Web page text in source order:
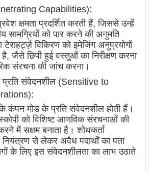
Capabilities):
क्षमता प्रदर्शित करती हैं, जिससे उन्हें
सामग्रियों को पार करने की अनुमति
विकिरण को इमेजिंग अनुप्रयोगों
जैसे छिपी हुई वस्तुओं का निरीक्षण करना
संरचना की जांच करना।
संवेदनशील (Sensitive to
कंपन मोड के प्रति संवेदनशील होती हैं।
को विशिष्ट आणविक संरचनाओं की
में सक्षम बनाता है। शोधकर्ता
नियंत्रण से लेकर अवैध पदार्थों का पता
के लिए इस संवेदनशीलता का लाभ उठाते